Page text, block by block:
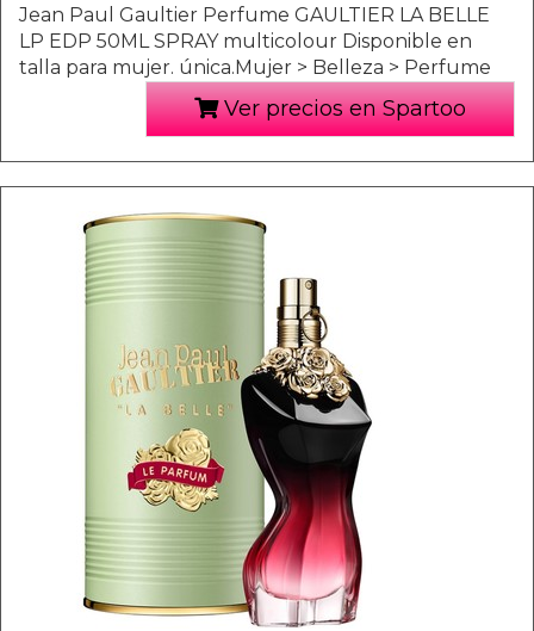
Jean Paul Gaultier Perfume GAULTIER LA BELLE
LP EDP 50ML SPRAY multicolour Disponible en
talla para mujer. única.Mujer > Belleza > Perfume
Ver precios en Spartoo